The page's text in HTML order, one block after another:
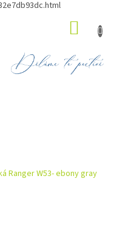
Ranger W53- ebony gray